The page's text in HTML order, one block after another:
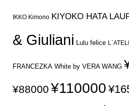
IKKO Kimono KIYOKO HATA
& Giuliani Lulu felice
FRANCEZKA White by VERA WANG
¥88000 ¥110000